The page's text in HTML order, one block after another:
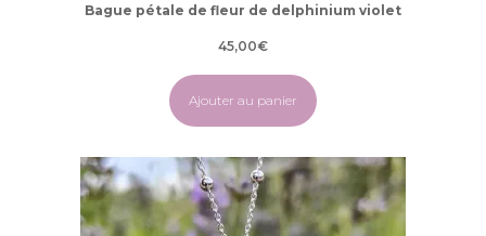
Bague pétale de fleur de delphinium violet
45,00€
Ajouter au panier